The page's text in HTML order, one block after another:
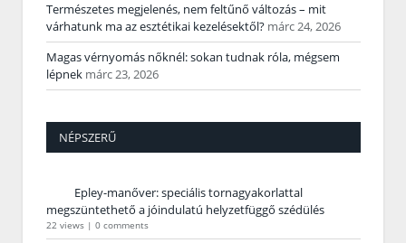
Természetes megjelenés, nem feltűnő változás – mit
várhatunk ma az esztétikai kezelésektől? márc 24, 2026
Magas vérnyomás nőknél: sokan tudnak róla, mégsem
lépnek márc 23, 2026
NÉPSZERŰ
Epley-manőver: speciális tornagyakorlattal
megszüntethető a jóindulatú helyzetfüggő szédülés
22 views | 0 comments